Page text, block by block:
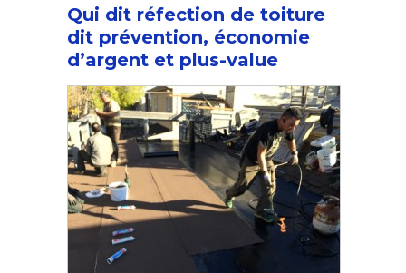
Qui dit réfection de toiture
dit prévention, économie
d’argent et plus-value